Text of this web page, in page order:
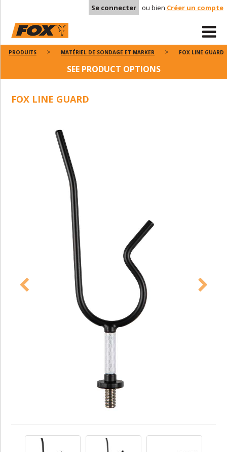
Se connecter ou bien Créer un compte
PRODUITS MATÉRIEL DE SONDAGE ET MARKER FOX LINE GUARD
SEE PRODUCT OPTIONS
FOX LINE GUARD